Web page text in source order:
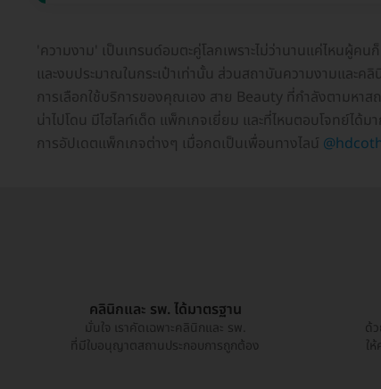
'ความงาม' เป็นเทรนด์อมตะคู่โลกเพราะไม่ว่านานแค่ไหน
และงบประมาณในกระเป๋าเท่านั้น ส่วนสถาบันความงามและ
การเลือกใช้บริการของคุณเอง สาย Beauty ที่กำลังตามหา
น่าไปโดน มีไฮไลท์เด็ด แพ็กเกจเยี่ยม และที่ไหนตอบโจทย์ไ
การอัปเดตแพ็กเกจต่างๆ เมื่อกดเป็นเพื่อนทางไลน์
คลินิกและ รพ. ได้มาตรฐาน
มั่นใจ เราคัดเฉพาะคลินิกและ รพ.
ที่มีใบอนุญาตสถานประกอบการถูกต้อง
ด้
ใ